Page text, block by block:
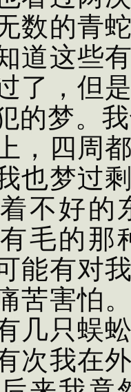
数的青
道这些
了，但
的梦。
，四周
也梦过
不好的
毛的那
能有对
苦害怕
几只蜈
次我在